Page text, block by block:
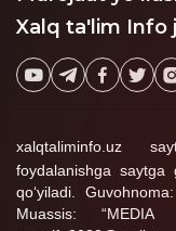
Xalq ta'lim Info
xalqtaliminfo.uz
foydalanishga saytga
qo‘yiladi.
Muassis: